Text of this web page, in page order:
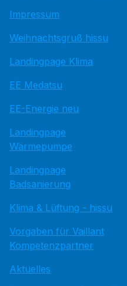
Impressum
Weihnachtsgruß hissu
Landingpage Klima
EE Medatsu
EE-Energie neu
Landingpage
Wärmepumpe
Landingpage
Badsanierung
Klima & Lüftung - hissu
Vorgaben für Vaillant
Kompetenzpartner
Aktuelles